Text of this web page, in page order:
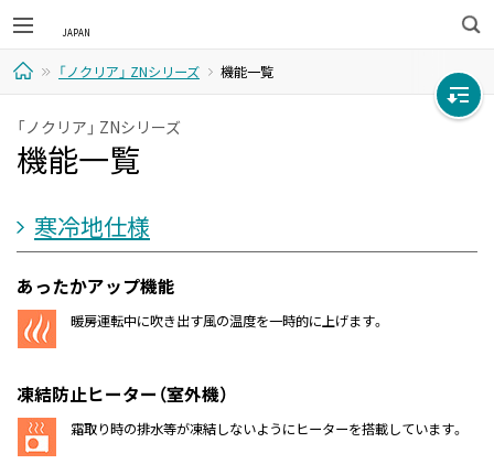
検
索
ー
「ノクリア」 ZNシリーズ 機能一覧
「ノクリア」 ZNシリーズ
機能一覧
寒冷地仕様
あったかアップ機能
暖房運転中に吹き出す風の温度を一時的に上げます。
凍結防止ヒーター（室外機）
霜取り時の排水等が凍結しないようにヒーターを搭載しています。